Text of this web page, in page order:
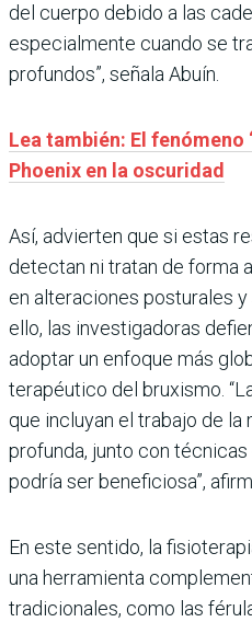
del cuerpo debido a las
especialmente cuando se
profundos”, señala Abuín.
Lea también: El fenómeno
Phoenix en la oscuridad
Así, advierten que si estas
detectan ni tratan de forma
en alteraciones posturales
ello, las investigadoras
adoptar un enfoque más
terapéutico del bruxismo.
que incluyan el trabajo de la
profunda, junto con
podría ser beneficiosa”,
En este sentido, la
una herramienta
tradicionales, como las